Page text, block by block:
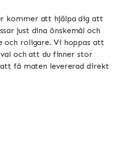
kommer att hjälpa dig att
just dina önskemål och
och roligare. Vi hoppas att
och att du finner stor
få maten levererad direkt